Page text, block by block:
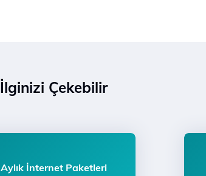
İlginizi Çekebilir
Aylık İnternet Paketleri